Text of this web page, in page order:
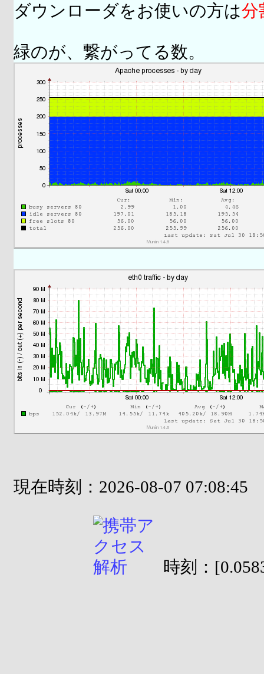
ダウンローダをお使いの方は分
緑のが、繋がってる数。
現在時刻：2026-08-07 07:08:45
時刻：